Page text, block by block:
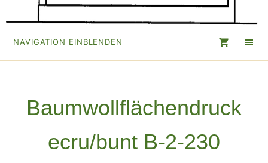
NAVIGATION EINBLENDEN
Baumwollflächendruck
ecru/bunt B-2-230